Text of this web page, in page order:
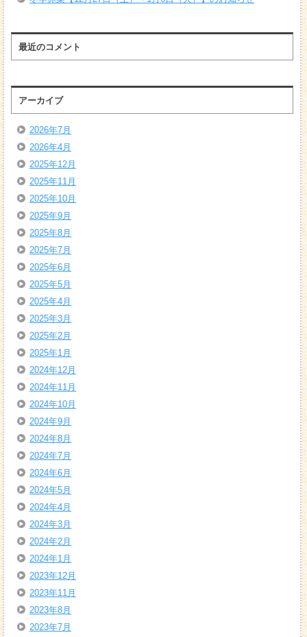
最近のコメント
アーカイブ
2026年7月
2026年4月
2025年12月
2025年11月
2025年10月
2025年9月
2025年8月
2025年7月
2025年6月
2025年5月
2025年4月
2025年3月
2025年2月
2025年1月
2024年12月
2024年11月
2024年10月
2024年9月
2024年8月
2024年7月
2024年6月
2024年5月
2024年4月
2024年3月
2024年2月
2024年1月
2023年12月
2023年11月
2023年8月
2023年7月